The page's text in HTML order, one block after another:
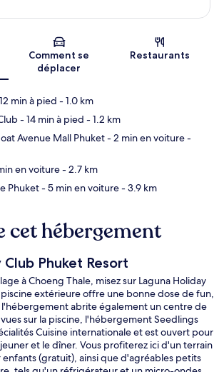
Carte
Comment se
déplacer
Restaurants
min à pied - 1.0 km
- 14 min à pied - 1.2 km
Avenue Mall Phuket- 2 min en voiture-
en voiture- 2.7 km
Phuket- 5 min en voiture- 3.9 km
cet hébergement
Phuket Resort
à Choeng Thale, misez sur Laguna Holiday
piscine extérieure offre une bonne dose de fun,
l'hébergement abrite également un centre de
sur la piscine, l'hébergement Seedlings
Cuisine internationale et est ouvert pour
et le dîner. Vous profiterez ici d'un terrain
(gratuit), ainsi que d'agréables petits